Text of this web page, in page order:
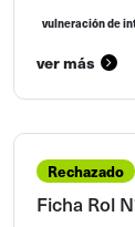
vulneración de
ver más
Rechazado
Ficha Rol